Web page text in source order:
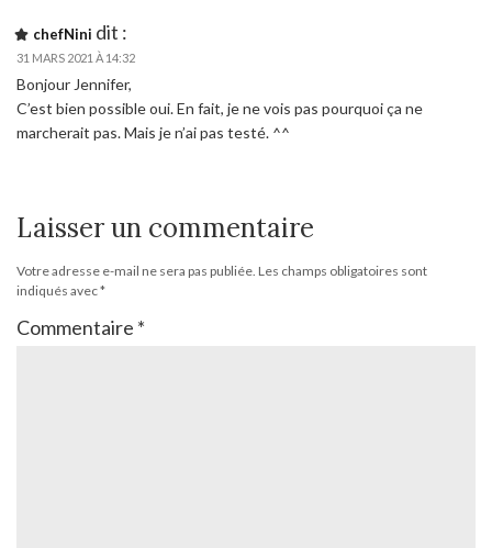
chefNini dit :
31 MARS 2021 À 14:32
Bonjour Jennifer,
C’est bien possible oui. En fait, je ne vois pas pourquoi ça ne
marcherait pas. Mais je n’ai pas testé. ^^
Laisser un commentaire
Votre adresse e-mail ne sera pas publiée. Les champs obligatoires sont
indiqués avec*
Commentaire *